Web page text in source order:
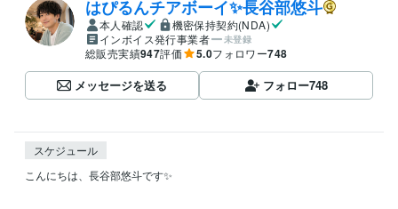
はぴるんチアボーイ✨長谷部悠斗
本人確認
機密保持契約(NDA)
インボイス発行事業者
未登録
総販売実績947評価 5.0フォロワー748
メッセージを送る フォロー748
スケジュール
こんにちは、長谷部悠斗です✨